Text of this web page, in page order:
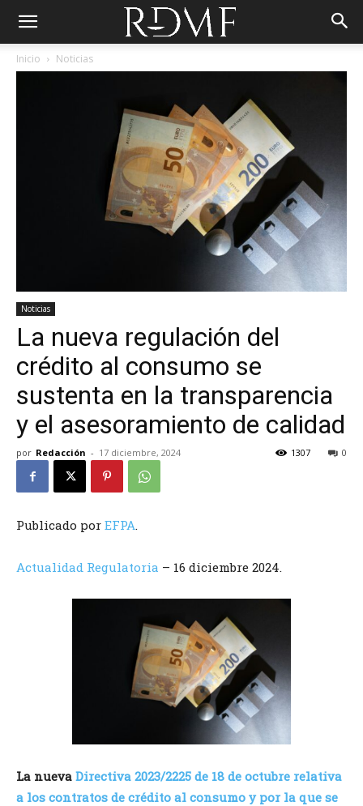
Inicio Noticias
Noticias
La nueva regulación del
crédito al consumo se
sustenta en la transparencia
y el asesoramiento de calidad
por Redacción - 17 diciembre, 2024 0
1307
Publicado por EFPA.
Actualidad Regulatoria – 16 diciembre 2024.
La nueva Directiva 2023/2225 de 18 de octubre relativa
a los contratos de crédito al consumo y por la que se